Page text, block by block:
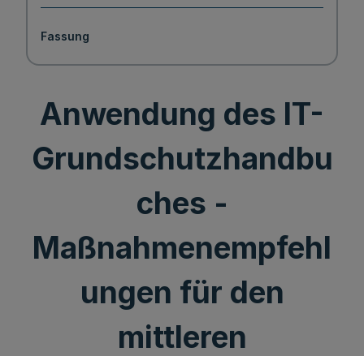
Fassung
Anwendung des IT-
Grundschutzhandbu
ches -
Maßnahmenempfehl
ungen für den
mittleren